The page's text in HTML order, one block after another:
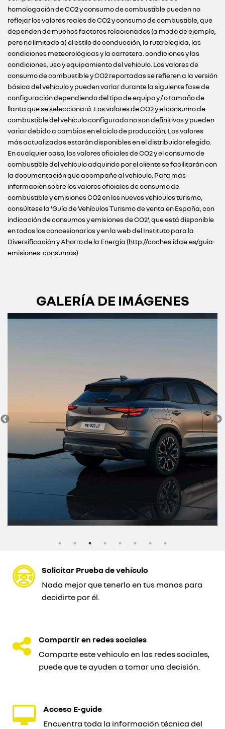
homologación de CO2 y consumo de combustible pueden no
reflejar los valores reales de CO2 y consumo de combustible, que
dependen de muchos factores relacionados (a modo de ejemplo,
pero no limitado a) el estilo de conducción, la ruta elegida, las
condiciones meteorológicas y la carretera. condiciones y las
condiciones, uso y equipamiento del vehículo. Los valores de
consumo de combustible y CO2 reportadas se refieren a la versión
básica del vehículo y pueden variar durante la siguiente fase de
configuración dependiendo del tipo de equipo y / o tamaño de
llanta que se seleccionará. Los valores de CO2 y el consumo de
combustible del vehículo configurado no son definitivos y pueden
variar debido a cambios en el ciclo de producción; Los valores
más actualizadas estarán disponibles en el distribuidor elegido.
En cualquier caso, los valores oficiales de CO2 y el consumo de
combustible del vehículo adquirido por el cliente se facilitarán con
la documentación que acompañe al vehículo. Para más
información sobre los valores oficiales de consumo de
combustible y emisiones CO2 en los nuevos vehículos turismo,
consúltese la 'Guía de Vehículos Turismo de venta en España, con
indicación de consumos y emisiones de CO2', que está disponible
en todos los concesionarios y en la web del Instituto para la
Diversificación y Ahorro de la Energía (http://coches.idae.es/guia-
emisiones-consumos).
GALERÍA DE IMÁGENES
Solicitar Prueba de vehículo
Nada mejor que tenerlo en tus manos para
decidirte por él.
Compartir en redes sociales
Comparte este vehiculo en las redes sociales,
puede que te ayuden a tomar una decisión.
Acceso E-guide
Encuentra toda la información técnica del